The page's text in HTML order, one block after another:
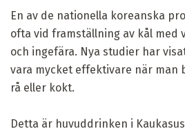
En av de nationella koreanska
ofta vid framställning av kål med
och ingefära. Nya studier har
vara mycket effektivare när man
rå eller kokt.
Detta är huvuddrinken i